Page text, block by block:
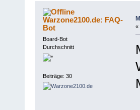
Warzone2100.de: FAQ-
Bot
Board-Bot
Durchschnitt
Beiträge: 30
«